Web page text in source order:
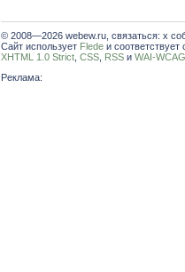
© 2008—2026 webew.ru, связаться: x
Сайт использует Flede и соответствует
XHTML 1.0 Strict CSS RSS и WAI-
Реклама: